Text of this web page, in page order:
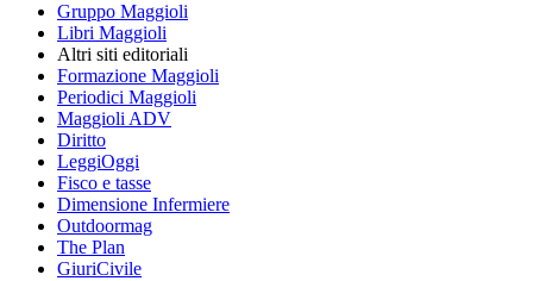
Gruppo Maggioli
Libri Maggioli
Altri siti editoriali
Formazione Maggioli
Periodici Maggioli
Maggioli ADV
Diritto
LeggiOggi
Fisco e tasse
Dimensione Infermiere
Outdoormag
The Plan
GiuriCivile